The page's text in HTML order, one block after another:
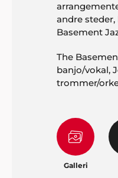
andre
Basement
The
banjo/vokal,
trommer/
Galleri